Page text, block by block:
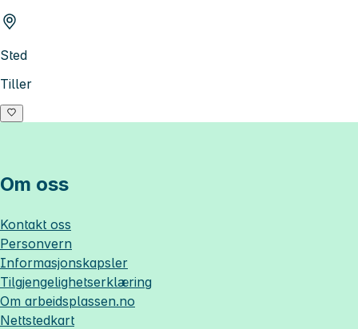
Sted
Tiller
Om oss
Kontakt oss
Personvern
Informasjonskapsler
Tilgjengelighetserklæring
Om arbeidsplassen.no
Nettstedkart